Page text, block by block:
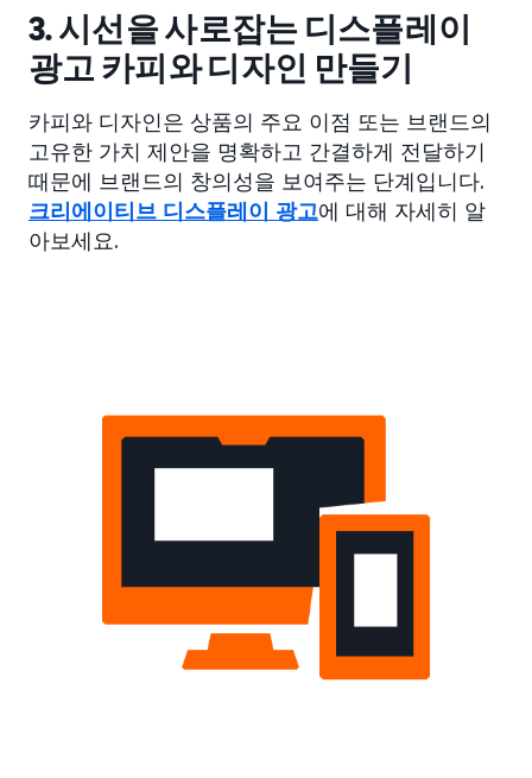
3. 시선을 사로잡는 디스플레이
광고 카피와 디자인 만들기
카피와 디자인은 상품의 주요 이점 또는 브랜드의
고유한 가치 제안을 명확하고 간결하게 전달하기
때문에 브랜드의 창의성을 보여주는 단계입니다.
크리에이티브 디스플레이 광고에 대해 자세히 알
아보세요.